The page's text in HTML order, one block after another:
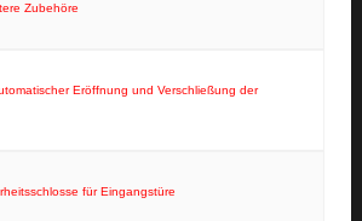
Zubehöre
Eröffnung und Verschließung der
für Eingangstüre